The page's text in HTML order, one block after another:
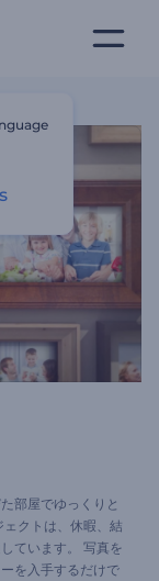
部屋でゆっくりと
クトは、休暇、結
ています。 写真を
を入手するだけで